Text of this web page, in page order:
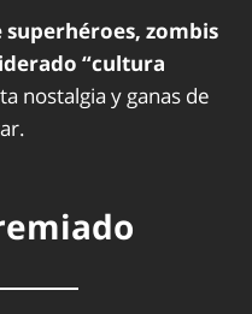
zombis
“cultura
nostalgia y ganas de